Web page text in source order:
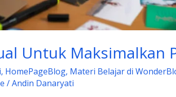
Untuk Maksimalkan
, HomePageBlog, Materi Belajar di
/Andin Danaryati